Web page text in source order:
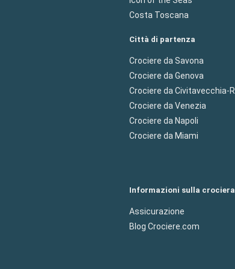
Costa Toscana
Città di partenza
Crociere da Savona
Crociere da Genova
Crociere da Civitavecchia-
Crociere da Venezia
Crociere da Napoli
Crociere da Miami
Informazioni sulla crociera
Assicurazione
Blog Crociere.com